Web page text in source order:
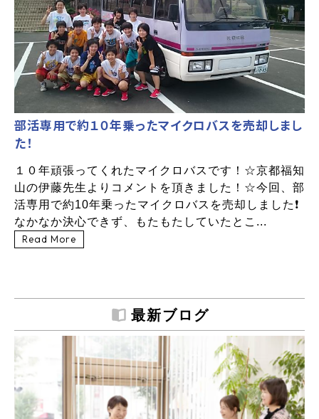
部活専用で約１０年乗ったマイクロバスを売却しまし
た！
１０年頑張ってくれたマイクロバスです！☆京都福知
山の伊藤先生よりコメントを頂きました！☆今回、部
活専用で約10年乗ったマイクロバスを売却しました❗
なかなか決心できず、もたもたしていたとこ...
Read More
最新ブログ